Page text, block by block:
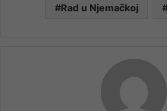
Rad u Njemačkoj